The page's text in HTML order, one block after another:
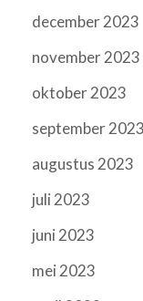
december 2023
november 2023
oktober 2023
september 2023
augustus 2023
juli 2023
juni 2023
mei 2023